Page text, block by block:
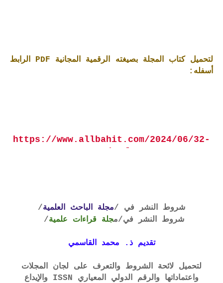
لتحميل كتاب المجلة بصيغته الرقمية المجانية PDF الرابط
أسفله:
https://www.allbahit.com/2024/06/32-
شروط النشر في /مجلة الباحث العلمية/
شروط النشر في/مجلة قراءات علمية/
تقديم ذ. محمد القاسمي
لتحميل لائحة الشروط والتعرف على لجان المجلات
واعتماداتها والرقم الدولي المعياري ISSN والإيداع